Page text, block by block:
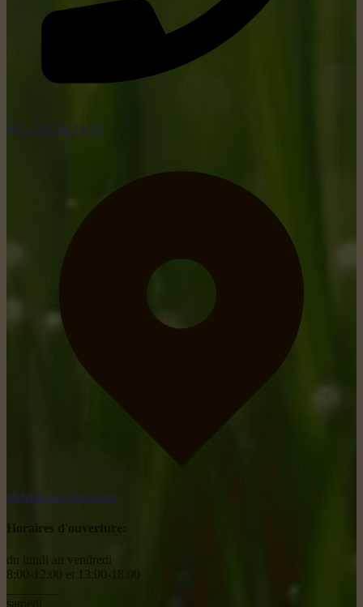
tel: +352 26 15 26
obtenir un itinéraire
Horaires d'ouverture:
du lundi au vendredi
8:00-12:00 et 13:00-18:00
samedi